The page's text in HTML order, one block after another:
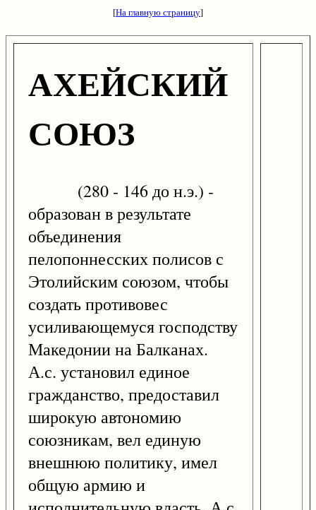
[На главную страницу]
АХЕЙСКИЙ
СОЮЗ
(280 - 146 до н.э.) -
образован в результате
объединения
пелопоннесских полисов с
Этолийским союзом, чтобы
создать противовес
усиливающемуся господству
Македонии на Балканах.
А.с. установил единое
гражданство, предоставил
широкую автономию
союзникам, вел единую
внешнюю политику, имел
общую армию и